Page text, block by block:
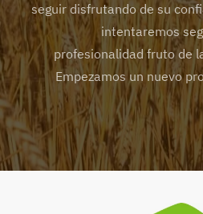
seguir disfrutando de su
intentaremos
profesionalidad fruto de
Empezamos un nuevo